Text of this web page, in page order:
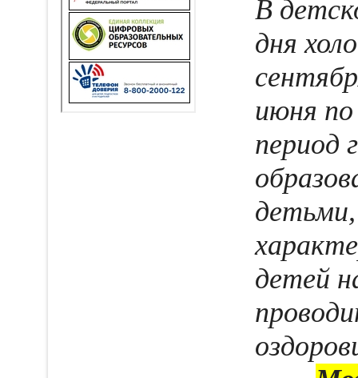
В
дня
июня
период
детей